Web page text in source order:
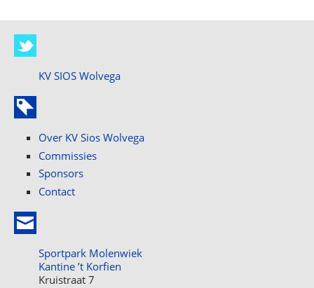
KV SIOS Wolvega
Over KV Sios Wolvega
Commissies
Sponsors
Contact
Sportpark Molenwiek
Kantine ’t Korfien
Kruistraat 7